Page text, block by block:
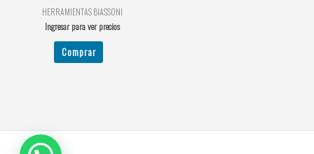
HERRAMIENTAS BIASSONI
Ingresar para ver precios
Comprar